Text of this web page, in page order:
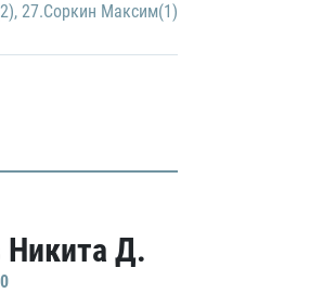
, 27.Соркин Максим(1)
Никита Д.